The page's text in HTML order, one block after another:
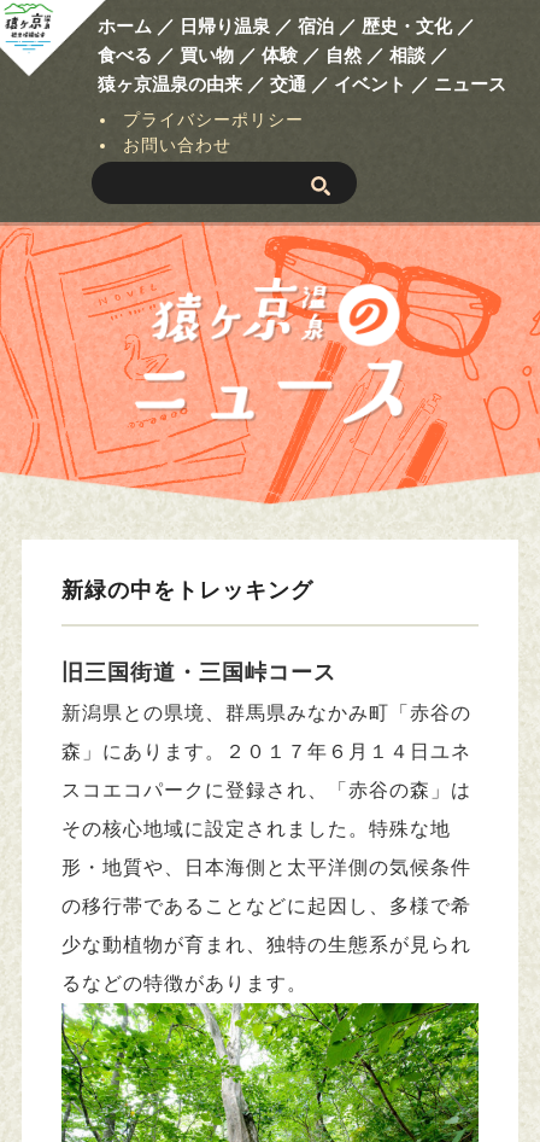
ホーム ／ 日帰り温泉 ／ 宿泊 ／ 歴史・文化 ／
食べる ／ 買い物 ／ 体験 ／ 自然 ／ 相談 ／
猿ヶ京温泉の由来 ／ 交通 ／ イベント ／ ニュース
プライバシーポリシー
お問い合わせ
新緑の中をトレッキング
旧三国街道・三国峠コース
新潟県との県境、群馬県みなかみ町「赤谷の
森」にあります。２０１７年６月１４日ユネ
スコエコパークに登録され、「赤谷の森」は
その核心地域に設定されました。特殊な地
形・地質や、日本海側と太平洋側の気候条件
の移行帯であることなどに起因し、多様で希
少な動植物が育まれ、独特の生態系が見られ
るなどの特徴があります。